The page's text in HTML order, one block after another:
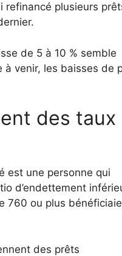
refinancé plusieurs
de 5 à 10 % semble
à venir, les baisses de
des taux
est une personne qui
d’endettement
760 ou plus
des prêts